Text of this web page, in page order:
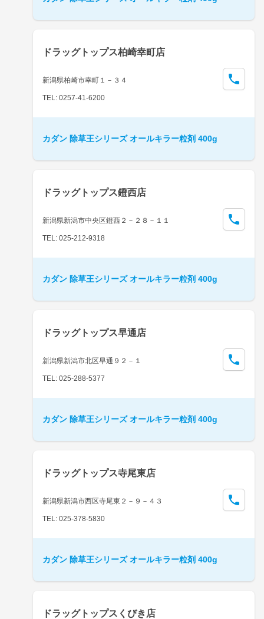
ドラッグトップス柏崎幸町店
新潟県柏崎市幸町１－３４
TEL: 0257-41-6200
カダン 除草王シリーズ オールキラー粒剤 400g
ドラッグトップス鐙西店
新潟県新潟市中央区鐙西２－２８－１１
TEL: 025-212-9318
カダン 除草王シリーズ オールキラー粒剤 400g
ドラッグトップス早通店
新潟県新潟市北区早通９２－１
TEL: 025-288-5377
カダン 除草王シリーズ オールキラー粒剤 400g
ドラッグトップス寺尾東店
新潟県新潟市西区寺尾東２－９－４３
TEL: 025-378-5830
カダン 除草王シリーズ オールキラー粒剤 400g
ドラッグトップスくびき店